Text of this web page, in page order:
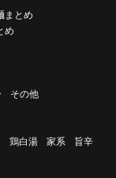
まとめ
め
その他
鶏白湯 家系
旨辛